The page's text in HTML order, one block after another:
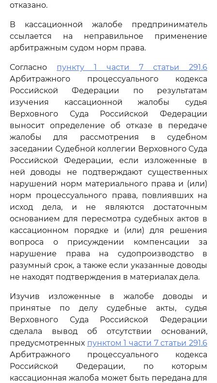
отказано.
В кассационной жалобе предприниматель
ссылается на неправильное применение
арбитражным судом норм права.
Согласно пункту 1 части 7 статьи 291.6
Арбитражного процессуального кодекса
Российской Федерации по результатам
изучения кассационной жалобы судья
Верховного Суда Российской Федерации
выносит определение об отказе в передаче
жалобы для рассмотрения в судебном
заседании Судебной коллегии Верховного Суда
Российской Федерации, если изложенные в
ней доводы не подтверждают существенных
нарушений норм материального права и (или)
норм процессуального права, повлиявших на
исход дела, и не являются достаточным
основанием для пересмотра судебных актов в
кассационном порядке и (или) для решения
вопроса о присуждении компенсации за
нарушение права на судопроизводство в
разумный срок, а также если указанные доводы
не находят подтверждения в материалах дела.
Изучив изложенные в жалобе доводы и
принятые по делу судебные акты, судья
Верховного Суда Российской Федерации
сделала вывод об отсутствии оснований,
предусмотренных пунктом 1 части 7 статьи 291.6
Арбитражного процессуального кодекса
Российской Федерации, по которым
кассационная жалоба может быть передана для